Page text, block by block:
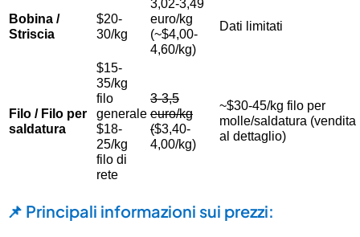
Bobina /
Striscia
$20-
30/kg
3,02-3,49
euro/kg
(~$4,00-
4,60/kg)
Dati limitati
Filo / Filo per
saldatura
$15-
35/kg
filo
generale
$18-
25/kg
filo di
rete
3-3,5
euro/kg
($3,40-
4,00/kg)
~$30-45/kg filo per
molle/saldatura (vendita
al dettaglio)
📌 Principali informazioni sui prezzi: